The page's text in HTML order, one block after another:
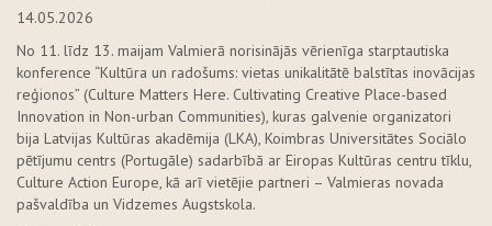
14.05.2026
No 11. līdz 13. maijam Valmierā norisinājās vērienīga starptautiska
konference “Kultūra un radošums: vietas unikalitātē balstītas inovācijas
reģionos” (Culture Matters Here. Cultivating Creative Place-based
Innovation in Non-urban Communities), kuras galvenie organizatori
bija Latvijas Kultūras akadēmija (LKA), Koimbras Universitātes Sociālo
pētījumu centrs (Portugāle) sadarbībā ar Eiropas Kultūras centru tīklu,
Culture Action Europe, kā arī vietējie partneri – Valmieras novada
pašvaldība un Vidzemes Augstskola.